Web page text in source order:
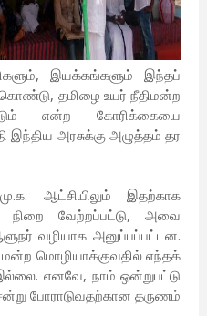
இயக்கங்களும் இந்தப்
தமிழை உயர் நீதிமன்ற
என்ற கோரிக்கையை
இந்திய அரசுக்கு அழுத்தம் தர
ஆட்சியிலும் இதற்காக
நிறை வேற்றப்பட்டு, அவை
வழியாக அனுப்பப்பட்டன.
மொழியாக்குவதில் எந்தக்
எனவே, நாம் ஒன்றுபட்டு
போராடுவதற்கான தருணம்